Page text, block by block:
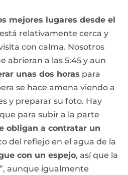
mejores lugares desde el
relativamente cerca y
con calma. Nosotros
abrieran a las 5:45 y aun
unas dos horas para
se hace amena viendo a
y preparar su foto. Hay
para subir a la parte
obligan a contratar un
del reflejo en el agua de la
con un espejo, así que la
aunque igualmente